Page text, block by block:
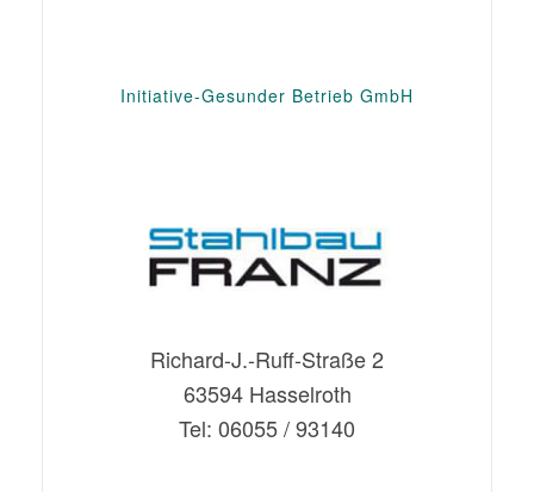
Initiative-Gesunder Betrieb GmbH
Richard-J.-Ruff-Straße 2
63594 Hasselroth
Tel: 06055 / 93140